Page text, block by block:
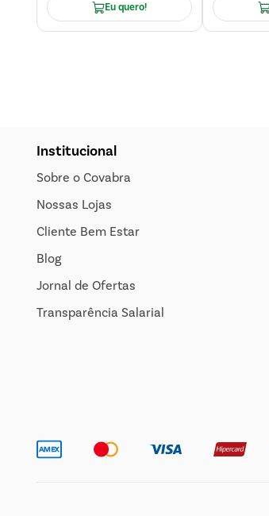
Eu quero!
Institucional
Sobre o Covabra
Nossas Lojas
Cliente Bem Estar
Blog
Jornal de Ofertas
Transparência Salarial